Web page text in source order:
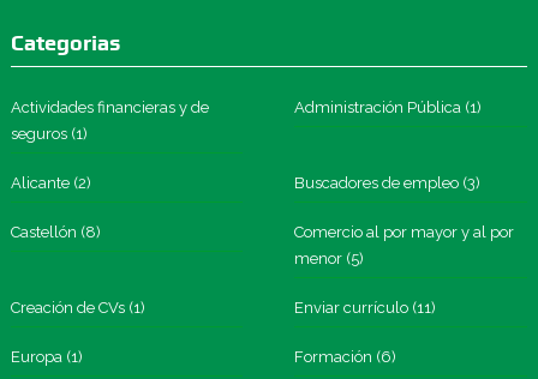
Categorias
Actividades financieras y de
seguros(1)
Administración Pública (1)
Alicante(2) Buscadores de empleo (3)
Castellón (8)
Comercio al por mayor y al por
menor (5)
Creación de CVs(1) Enviar currículo (11)
Europa (1) Formación (6)